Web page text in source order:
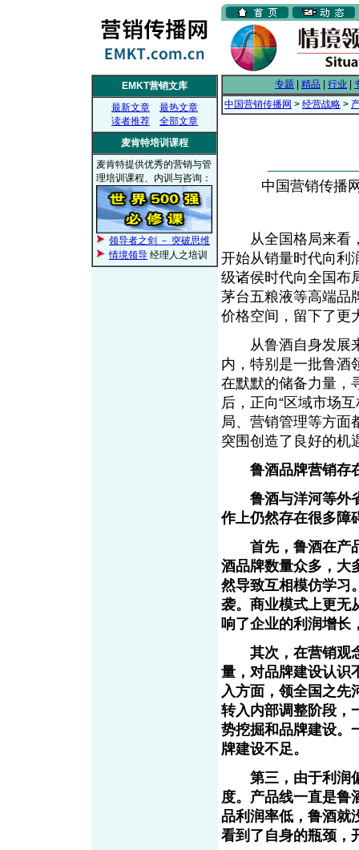
EMKT营销文库
最新文章
最热文章
读者推荐
全部文章
麦肯特培训课程
麦肯特提供优秀的营销与管
理培训课程、内训与咨询：
领导者之剑 － 突破思维
情境领导 经理人之培训
专题 精品 行业
中国营销传播网 > 经营战略 >
中国营销传播
从全国格局来看，
开始从销量时代向利
级诸侯时代向全国布
茅台五粮液等高端品
价格空间，留下了更
从鲁酒自身发展来
内，特别是一批鲁酒
在默默的储备力量，
后，正向“区域市场
局、营销管理等方面
突围创造了良好的机
鲁酒品牌营销存
鲁酒与洋河等外省
作上仍然存在很多障
首先，鲁酒在产品
酒品牌数量众多，大
然导致互相模仿学习
袭。商业模式上更无
响了企业的利润增长
其次，在营销观念
量，对品牌建设认识
入方面，领全国之先
转入内部调整阶段，
势挖掘和品牌建设
牌建设不足。
第三，由于利润偏
度。产品线一直是鲁
品利润率低，鲁酒就
看到了自身的瓶颈，